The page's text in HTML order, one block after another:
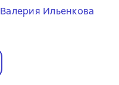
Валерия Ильенкова